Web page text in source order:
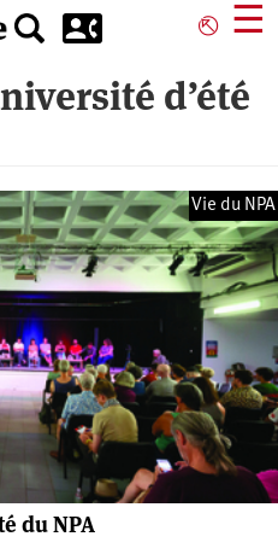
⎋ ☰
d’été
Vie du NPA
du NPA